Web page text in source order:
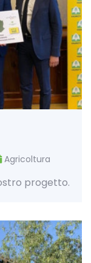
Agricoltura
progetto.